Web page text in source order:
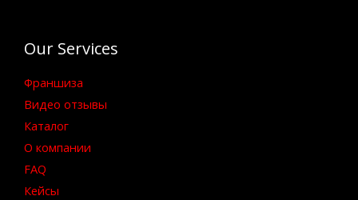
Our Services
Франшиза
Видео отзывы
Каталог
О компании
FAQ
Кейсы